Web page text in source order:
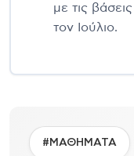
με τις
τον Ιούλιο.
#ΜΑΘΗΜΑΤΑ